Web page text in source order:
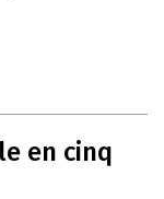
en cinq